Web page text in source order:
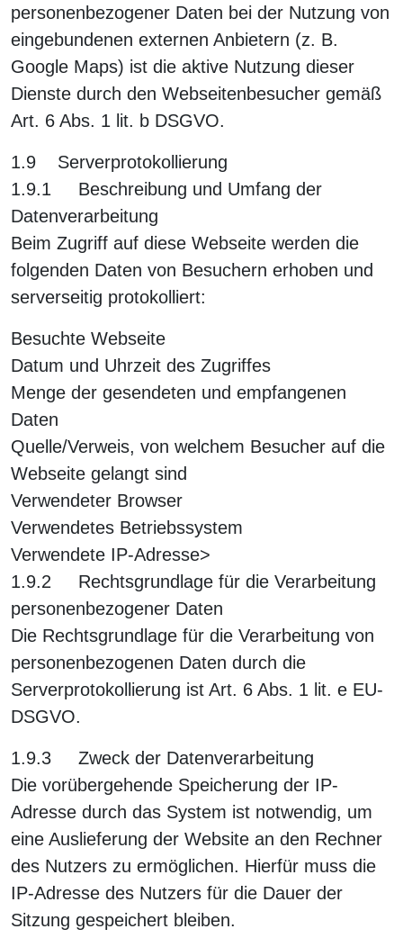
personenbezogener Daten bei der Nutzung von
eingebundenen externen Anbietern (z. B.
Google Maps) ist die aktive Nutzung dieser
Dienste durch den Webseitenbesucher gemäß
Art. 6 Abs. 1 lit. b DSGVO.
1.9 Serverprotokollierung
1.9.1 Beschreibung und Umfang der
Datenverarbeitung
Beim Zugriff auf diese Webseite werden die
folgenden Daten von Besuchern erhoben und
serverseitig protokolliert:
Besuchte Webseite
Datum und Uhrzeit des Zugriffes
Menge der gesendeten und empfangenen
Daten
Quelle/Verweis, von welchem Besucher auf die
Webseite gelangt sind
Verwendeter Browser
Verwendetes Betriebssystem
Verwendete IP-Adresse>
1.9.2 Rechtsgrundlage für die Verarbeitung
personenbezogener Daten
Die Rechtsgrundlage für die Verarbeitung von
personenbezogenen Daten durch die
Serverprotokollierung ist Art. 6 Abs. 1 lit. e EU-
DSGVO.
1.9.3 Zweck der Datenverarbeitung
Die vorübergehende Speicherung der IP-
Adresse durch das System ist notwendig, um
eine Auslieferung der Website an den Rechner
des Nutzers zu ermöglichen. Hierfür muss die
IP-Adresse des Nutzers für die Dauer der
Sitzung gespeichert bleiben.